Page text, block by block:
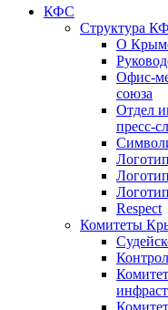
КФС
Структура
О
Офис-
союза
Отдел
пресс-
Respect
Комитеты